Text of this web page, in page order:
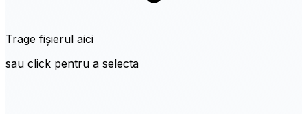
Trage fișierul aici
sau click pentru a selecta